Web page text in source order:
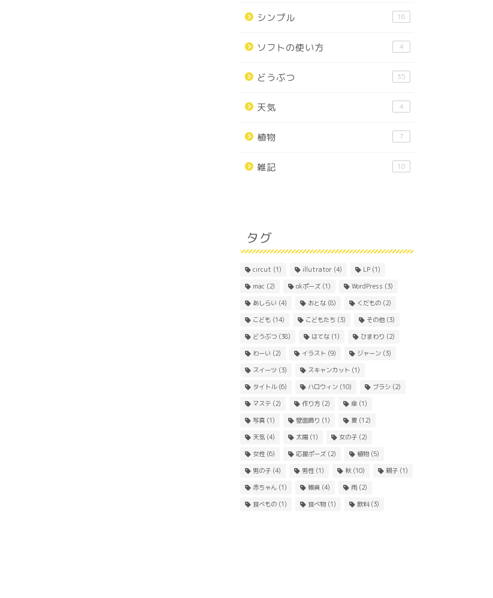
シンプル 16
ソフトの使い方 4
どうぶつ 35
天気 4
植物 7
雑記 18
タグ
circut (1) illutrator(4) LP(1)
mac (2) okポーズ(1) WordPress (3)
あしらい (4) おとな(8) くだもの(2)
こども(14) こどもたち (3) その他(3)
どうぶつ(38) はてな(1) ひまわり (2)
わーい (2) イラスト(9) ジャーン(3)
スイーツ (3) スキャンカット(1)
タイトル(6) ハロウィン(10) ブラシ(2)
マステ(2) 作り方(2) 傘(1)
写真(1) 壁面飾り (1) 夏(12)
天気(4) 太陽(1) 女の子(2)
女性(6) 応援ポーズ(2) 植物(5)
男の子(4) 男性(1) 秋(10) 親子(1)
赤ちゃん(1) 雑貨 (4) 雨(2)
食べもの(1) 食べ物(1) 飲料(3)